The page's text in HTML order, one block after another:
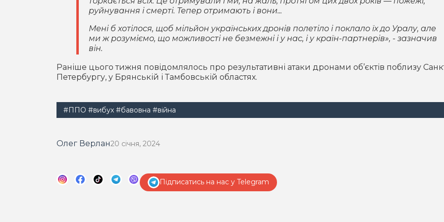
руйнування і смерті. Тепер отримають і вони...
Мені б хотілося, щоб мільйон українських дронів полетіло і поклало їх до Уралу, але
ми ж розуміємо, що можливості не безмежні і у нас, і у країн-партнерів», - зазначив
він.
Раніше цього тижня повідомлялось про результативні атаки дронами об’єктів поблизу
Петербургу, у Брянській і Тамбовській областях.
#ППО #вибух #бавовна #війна
Олег Верлан20 січня, 2024
Підписатись на нас у Telegram